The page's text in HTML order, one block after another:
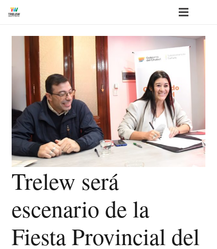
Trelew será
escenario de la
Fiesta Provincial del